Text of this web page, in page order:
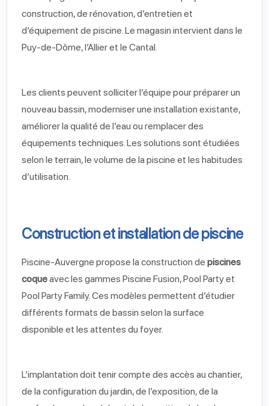
construction, de rénovation, d’entretien et
d’équipement de piscine. Le magasin intervient dans le
Puy-de-Dôme, l’Allier et le Cantal.
Les clients peuvent solliciter l’équipe pour préparer un
nouveau bassin, moderniser une installation existante,
améliorer la qualité de l’eau ou remplacer des
équipements techniques. Les solutions sont étudiées
selon le terrain, le volume de la piscine et les habitudes
d’utilisation.
Construction et installation de piscine
Piscine-Auvergne propose la construction de piscines
coqueavec les gammes Piscine Fusion, Pool Party et
Pool Party Family. Ces modèles permettent d’étudier
différents formats de bassin selon la surface
disponible et les attentes du foyer.
L’implantation doit tenir compte des accès au chantier,
de la configuration du jardin, de l’exposition, de la